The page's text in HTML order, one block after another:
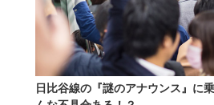
日比谷線の『謎のアナウンス』に